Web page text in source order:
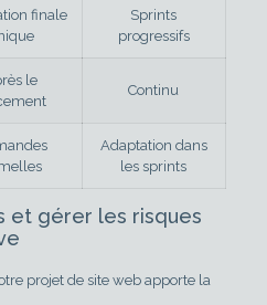
finale
Sprints
progressifs
le
Continu
Adaptation dans
les sprints
et gérer les risques
projet de site web apporte la